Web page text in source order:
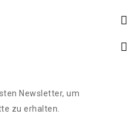
Newsletter, um
zu erhalten.